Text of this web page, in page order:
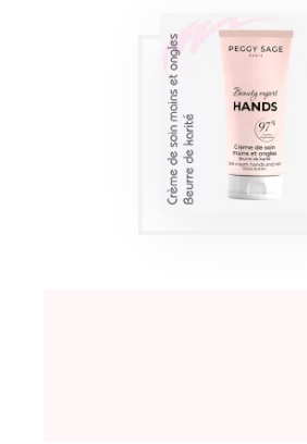
CRÈME DE SOIN
ONGLES BEURRE
DE KARITÉ 50ML
PEGGY SAGE
Produits